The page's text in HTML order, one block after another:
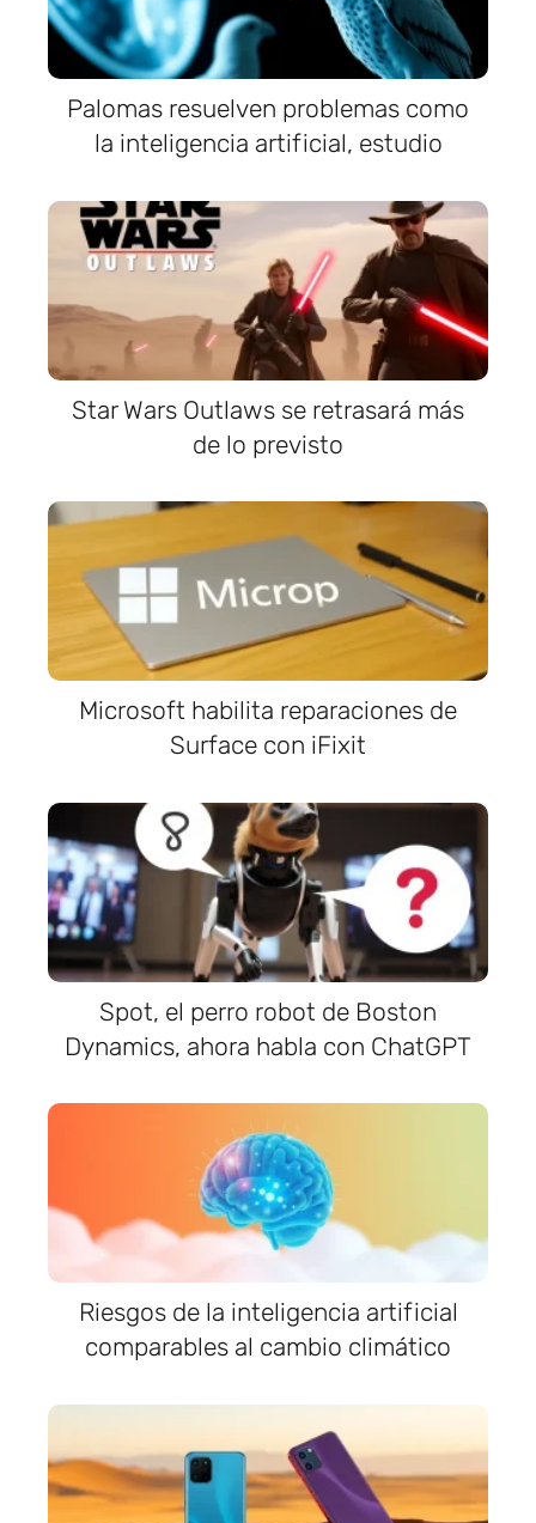
Palomas resuelven problemas como
la inteligencia artificial, estudio
Star Wars Outlaws se retrasará más
de lo previsto
Microsoft habilita reparaciones de
Surface con iFixit
Spot, el perro robot de Boston
Dynamics, ahora habla con ChatGPT
Riesgos de la inteligencia artificial
comparables al cambio climático